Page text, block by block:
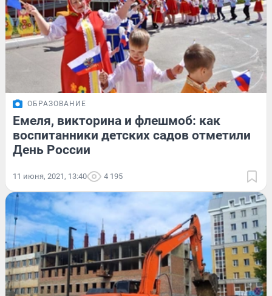
ОБРАЗОВАНИЕ
Емеля, викторина и флешмоб: как
воспитанники детских садов отметили
День России
11 июня, 2021, 13:40 4 195